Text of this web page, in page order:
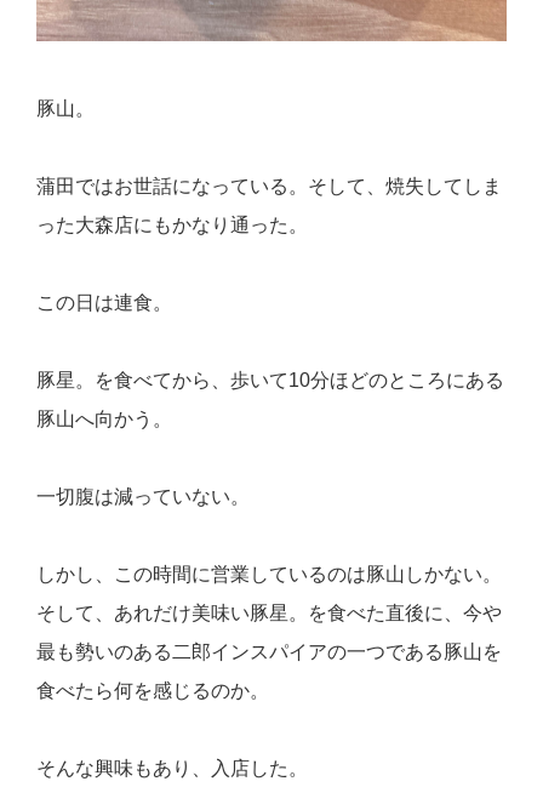
豚山。
蒲田ではお世話になっている。そして、焼失してしま
った大森店にもかなり通った。
この日は連食。
豚星。を食べてから、歩いて10分ほどのところにある
豚山へ向かう。
一切腹は減っていない。
しかし、この時間に営業しているのは豚山しかない。
そして、あれだけ美味い豚星。を食べた直後に、今や
最も勢いのある二郎インスパイアの一つである豚山を
食べたら何を感じるのか。
そんな興味もあり、入店した。